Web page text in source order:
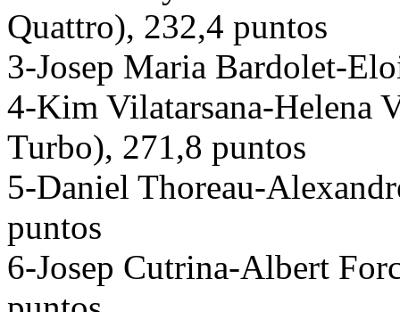
Quattro), 232,4 puntos
3-Josep Maria Bardolet-
4-Kim Vilatarsana-Helena
Turbo), 271,8 puntos
5-Daniel Thoreau-
puntos
6-Josep Cutrina-Albert